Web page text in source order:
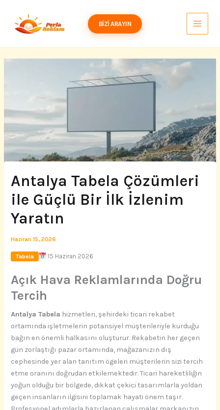
BIZI ARAYIN
Antalya Tabela Çözümleri
ile Güçlü Bir İlk İzlenim
Yaratın
Haziran 15, 2026
Tabela 15 Haziran 2026
Açık Hava Reklamlarında Doğru
Tercih
Antalya Tabela hizmetleri, şehirdeki ticari rekabet
ortamında işletmelerin potansiyel müşterileriyle kurduğu
bağın en önemli halkasını oluşturur. Rekabetin her geçen
gün zorlaştığı pazar ortamında, mağazanızın dış
cephesinde yer alan tanıtım ögeleri müşterilerin sizi tercih
etme oranını doğrudan etkilemektedir. Ticari hareketliliğin
yoğun olduğu bir bölgede, dikkat çekici tasarımlarla yoldan
geçen insanların ilgisini toplamak hayati önem taşır.